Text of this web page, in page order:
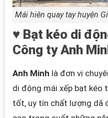
Mái hiên quay tay huyện
♥ Bạt kéo di
Công tyAnh
Anh Minh là đơn vị
di động mái xếp bạt kéo
tốt, uy tín chất lượng dã